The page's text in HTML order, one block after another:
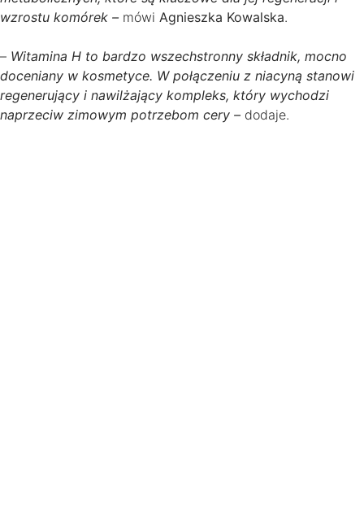
wzrostu komórek – mówi Agnieszka Kowalska.
– Witamina H to bardzo wszechstronny składnik, mocno
doceniany w kosmetyce. W połączeniu z niacyną stanowi
regenerujący i nawilżający kompleks, który wychodzi
naprzeciw zimowym potrzebom cery – dodaje.